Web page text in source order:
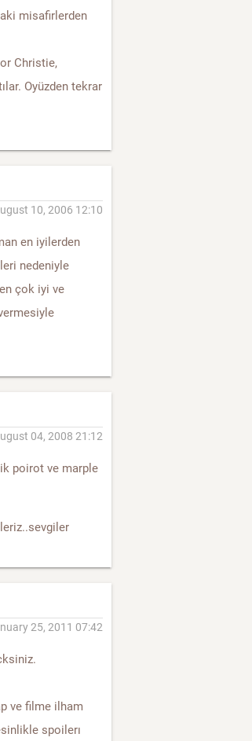
misafirlerden
Christie,
Oyüzden tekrar
10, 2006 12:10
en iyilerden
nedeniyle
çok iyi ve
04, 2008 21:12
poirot ve marple
25, 2011 07:42
ve filme ilham
spoilerı